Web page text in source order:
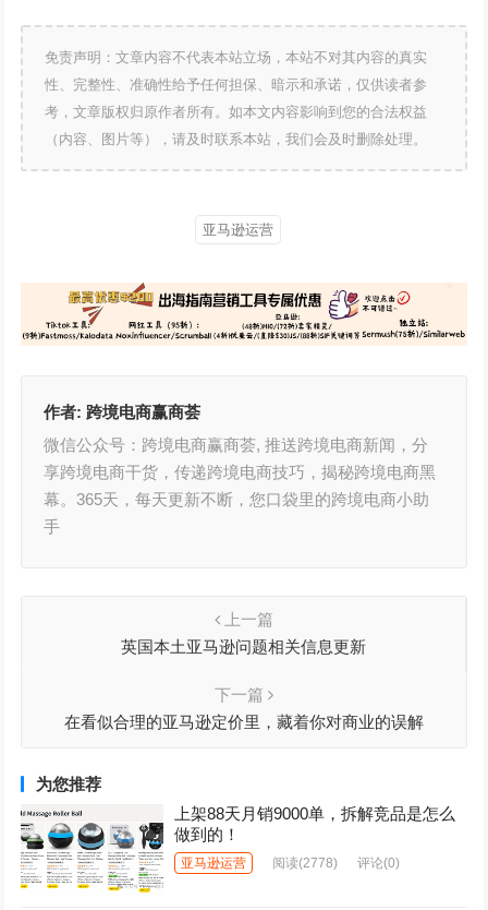
免责声明：文章内容不代表本站立场，本站不对其内容的真实
性、完整性、准确性给予任何担保、暗示和承诺，仅供读者参
考，文章版权归原作者所有。如本文内容影响到您的合法权益
（内容、图片等），请及时联系本站，我们会及时删除处理。
亚马逊运营
作者: 跨境电商赢商荟
微信公众号：跨境电商赢商荟, 推送跨境电商新闻，分
享跨境电商干货，传递跨境电商技巧，揭秘跨境电商黑
幕。365天，每天更新不断，您口袋里的跨境电商小助
手
上一篇
英国本土亚马逊问题相关信息更新
下一篇
在看似合理的亚马逊定价里，藏着你对商业的误解
为您推荐
上架88天月销9000单，拆解竞品是怎么
做到的！
亚马逊运营 阅读(2778) 评论(0)